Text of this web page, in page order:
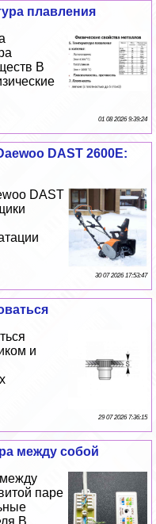
плавления
В
01 08 2026 9:39:24
DAST 2600E:
DAST
30 07 2026 17:53:47
и
29 07 2026 7:36:15
между собой
между
паре
В...